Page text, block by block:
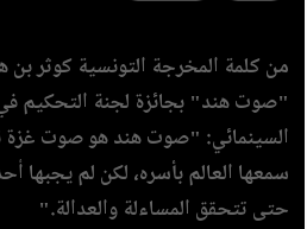
‏من كلمة المخرجة التونسية كوثر بن
"صوت هند" بجائزة لجنة التحكيم
السينمائي: "صوت هند هو صوت غزة
سمعها العالم بأسره، لكن لم يجبها
حتى تتحقق المساءلة والعدالة."